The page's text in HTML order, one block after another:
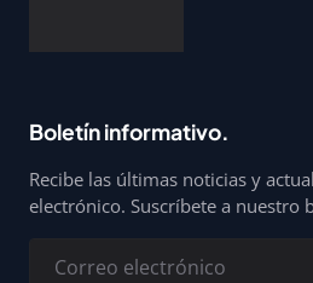
Boletín informativo.
Recibe las últimas noticias y
electrónico. Suscríbete a nuestro